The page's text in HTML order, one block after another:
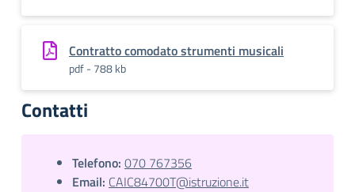
Contratto comodato strumenti musicali
pdf - 788 kb
Contatti
Telefono: 070 767356
Email: CAIC84700T@istruzione.it